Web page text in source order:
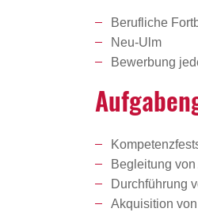
Berufliche
Neu-Ulm
Bewerbung
Begleitung
Durchführung
Akquisition